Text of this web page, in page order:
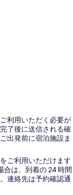
利用いただく必要が
了後に送信される確
出発前に宿泊施設ま
ご利用いただけます
合は、到着の 24 時間
連絡先は予約確認通